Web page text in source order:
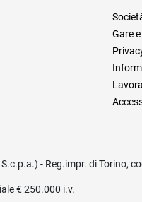
Gare
- Reg.impr. di Torino,
€ 250.000 i.v.